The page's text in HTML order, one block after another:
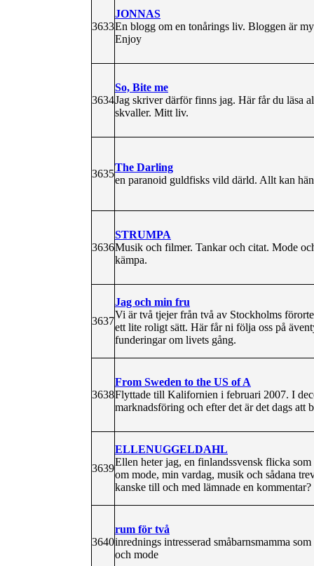
3633
JONNAS
En blogg om en tonårings liv. Bloggen är
Enjoy
3634
So, Bite me
Jag skriver därför finns jag. Här får du läsa
skvaller. Mitt liv.
3635
The Darling
en paranoid guldfisks vild därld. Allt kan
3636
STRUMPA
Musik och filmer. Tankar och citat. Mode
kämpa.
3637
Jag och min fru
Vi är två tjejer från två av Stockholms
ett lite roligt sätt. Här får ni följa oss på
funderingar om livets gång.
3638
From Sweden to the US of A
Flyttade till Kalifornien i februari 2007. I
marknadsföring och efter det är det dags att
3639
ELLENUGGELDAHL
Ellen heter jag, en finlandssvensk flicka
om mode, min vardag, musik och sådana
kanske till och med lämnade en kommentar?
3640
rum för två
inrednings intresserad småbarnsmamma
och mode